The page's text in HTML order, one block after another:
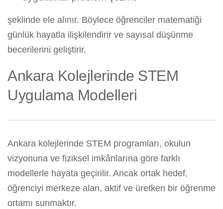
şeklinde ele alınır. Böylece öğrenciler matematiği
günlük hayatla ilişkilendirir ve sayısal düşünme
becerilerini geliştirir.
Ankara Kolejlerinde STEM
Uygulama Modelleri
Ankara kolejlerinde STEM programları, okulun
vizyonuna ve fiziksel imkânlarına göre farklı
modellerle hayata geçirilir. Ancak ortak hedef,
öğrenciyi merkeze alan, aktif ve üretken bir öğrenme
ortamı sunmaktır.